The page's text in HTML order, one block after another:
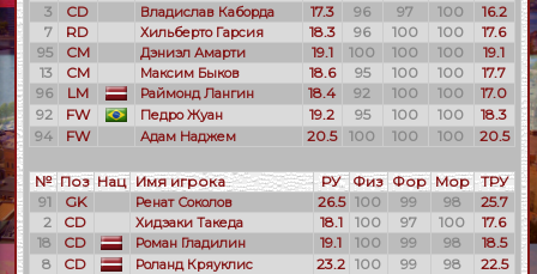
3
CD Владислав Каборда 17.3 96 97 100
16.2
7
RD Хильберто Гарсия 18.3 96 100 100
17.6
95
CM Дэниэл Амарти 19.1 100 100 100
19.1
13
CM Максим Быков 18.6 95 100 100
17.7
96
LM Раймонд Лангин 18.4 92 100 100
17.0
92
FW Педро Жуан 19.2 95 100 100
18.3
94
FW Адам Наджем 20.5 100 100 100 20.5
№ Поз Нац Имя игрока РУ Физ Фор Мор
ТРУ
91
GK Ренат Соколов 26.5 100 99 98
25.7
2
CD Хидэаки Такеда 18.1 100 97 100
17.6
18
CD Роман Гладилин 19.1 100 99 98
18.5
8
CD Роланд Кряуклис 23.2 100 99 98
22.5